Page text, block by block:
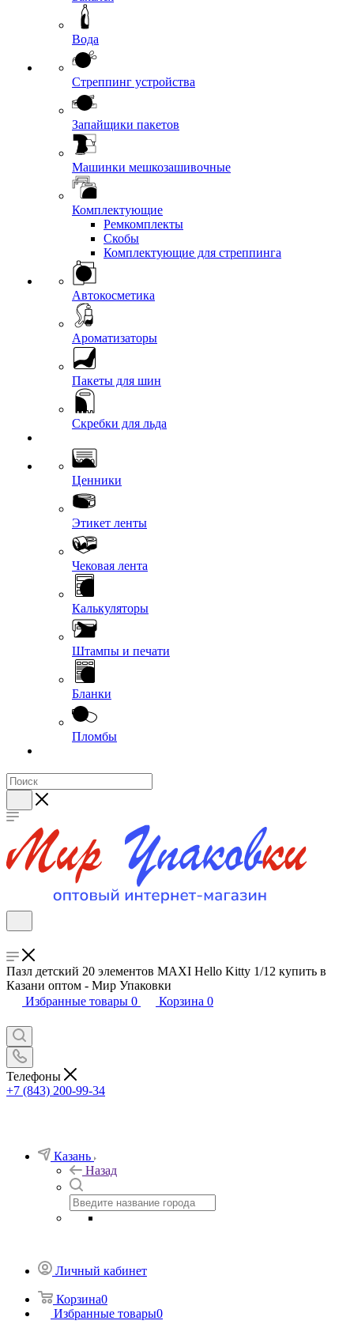
Вода
Стреппинг устройства
Запайщики пакетов
Машинки мешкозашивочные
Комплектующие
Ремкомплекты
Скобы
Комплектующие для стреппинга
Автокосметика
Ароматизаторы
Пакеты для шин
Скребки для льда
Ценники
Этикет ленты
Чековая лента
Калькуляторы
Штампы и печати
Бланки
Пломбы
Пазл детский 20 элементов MAXI Hello Kitty 1/12 купить в
Казани оптом - Мир Упаковки
Избранные товары 0 Корзина 0
Телефоны
+7 (843) 200-99-34
Казань
Назад
Личный кабинет
Корзина0
Избранные товары0